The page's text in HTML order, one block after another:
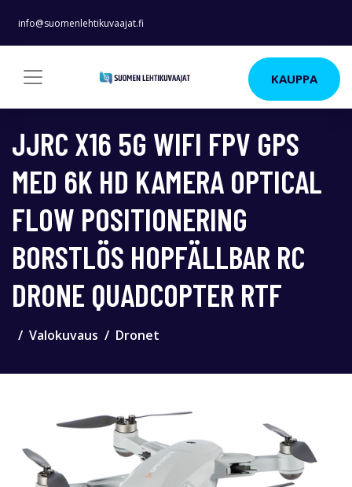
info@suomenlehtikuvaajat.fi
KAUPPA
JJRC X16 5G WIFI FPV GPS
MED 6K HD KAMERA OPTICAL
FLOW POSITIONERING
BORSTLÖS HOPFÄLLBAR RC
DRONE QUADCOPTER RTF
Valokuvaus Dronet